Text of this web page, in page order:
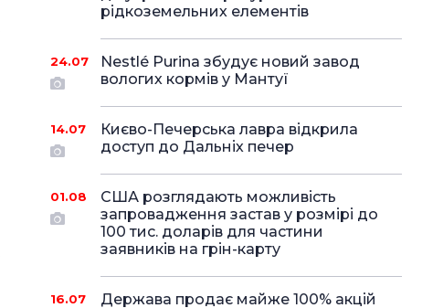
рідкоземельних елементів
24.07
Nestlé Purina збудує новий завод
вологих кормів у Мантуї
14.07
Києво-Печерська лавра відкрила
доступ до Дальніх печер
01.08
США розглядають можливість
запровадження застав у розмірі до
100 тис. доларів для частини
заявників на грін-карту
16.07
Держава продає майже 100% акцій